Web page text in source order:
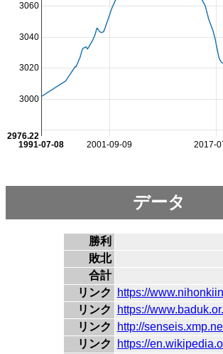
2001-09-09 2017-
1991-07-08
3000
3020
3040
3060
2976.22
データ
勝利
敗北
合計
リンク
https://
リンク
https://
リンク
http://
リンク
https://